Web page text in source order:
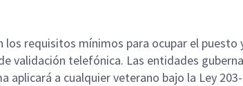
requisitos mínimos para ocupar el
validación telefónica. Las entidades
aplicará a cualquier veterano bajo la Ley